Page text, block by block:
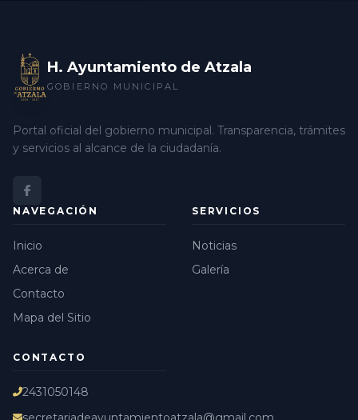
H. Ayuntamiento de Atzala
GOBIERNO MUNICIPAL
Portal oficial del gobierno municipal. Transparencia, trámites
y servicios al alcance de la ciudadanía.
NAVEGACIÓN
Inicio
Acerca de
Contacto
Mapa del Sitio
SERVICIOS
Noticias
Galería
CONTACTO
2431050148